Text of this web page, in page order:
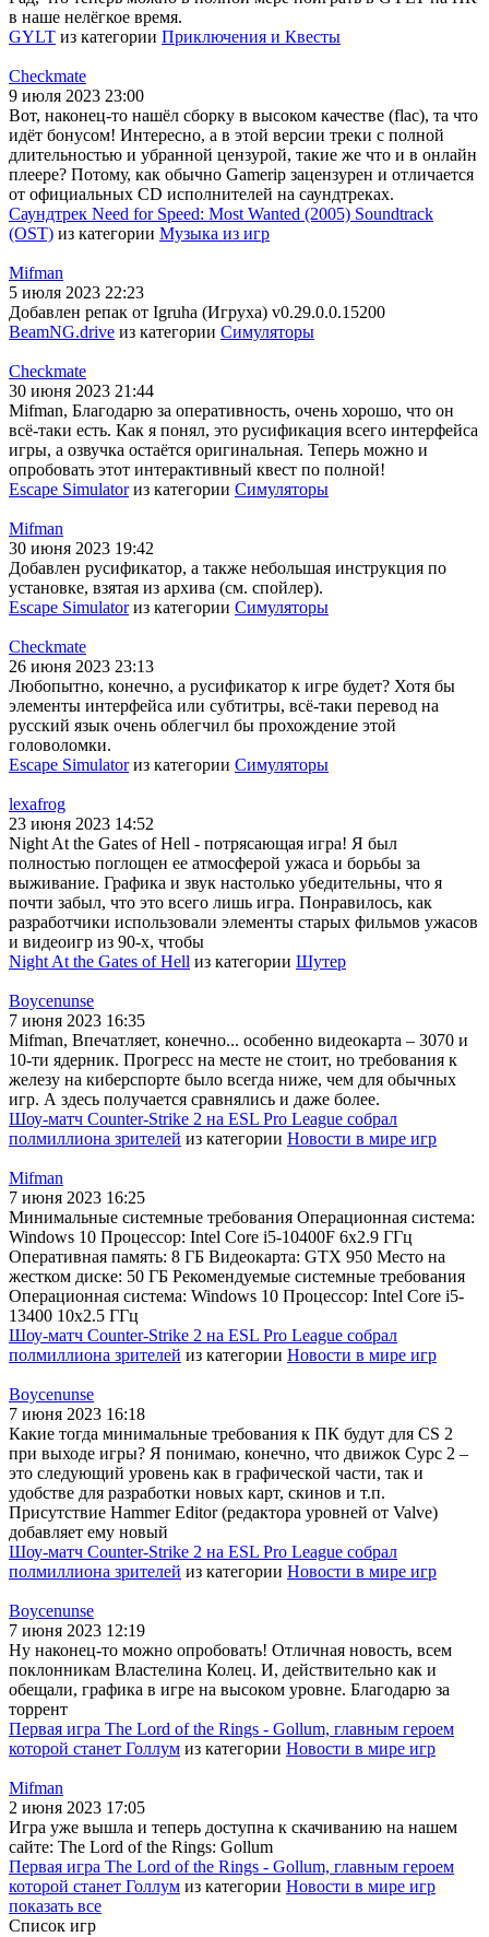
в наше нелёгкое время.
GYLT из категории Приключения и Квесты
Checkmate
9 июля 2023 23:00
Вот, наконец-то нашёл сборку в высоком качестве (flac), та что
идёт бонусом! Интересно, а в этой версии треки с полной
длительностью и убранной цензурой, такие же что и в онлайн
плеере? Потому, как обычно Gamerip зацензурен и отличается
от официальных CD исполнителей на саундтреках.
Саундтрек Need for Speed: Most Wanted (2005) Soundtrack
(OST) из категории Музыка из игр
Mifman
5 июля 2023 22:23
Добавлен репак от Igruha (Игруха) v0.29.0.0.15200
BeamNG.drive из категории Симуляторы
Checkmate
30 июня 2023 21:44
Mifman, Благодарю за оперативность, очень хорошо, что он
всё-таки есть. Как я понял, это русификация всего интерфейса
игры, а озвучка остаётся оригинальная. Теперь можно и
опробовать этот интерактивный квест по полной!
Escape Simulatorиз категории Симуляторы
Mifman
30 июня 2023 19:42
Добавлен русификатор, а также небольшая инструкция по
установке, взятая из архива (см. спойлер).
Escape Simulatorиз категории Симуляторы
Checkmate
26 июня 2023 23:13
Любопытно, конечно, а русификатор к игре будет? Хотя бы
элементы интерфейса или субтитры, всё-таки перевод на
русский язык очень облегчил бы прохождение этой
головоломки.
Escape Simulatorиз категории Симуляторы
lexafrog
23 июня 2023 14:52
Night At the Gates of Hell - потрясающая игра! Я был
полностью поглощен ее атмосферой ужаса и борьбы за
выживание. Графика и звук настолько убедительны, что я
почти забыл, что это всего лишь игра. Понравилось, как
разработчики использовали элементы старых фильмов ужасов
и видеоигр из 90-х, чтобы
Night At the Gates of Hell из категории Шутер
Boycenunse
7 июня 2023 16:35
Mifman, Впечатляет, конечно... особенно видеокарта – 3070 и
10-ти ядерник. Прогресс на месте не стоит, но требования к
железу на киберспорте было всегда ниже, чем для обычных
игр. А здесь получается сравнялись и даже более.
Шоу-матч Counter-Strike 2 на ESL Pro League собрал
полмиллиона зрителей из категории Новости в мире игр
Mifman
7 июня 2023 16:25
Минимальные системные требования Операционная система:
Windows 10 Процессор: Intel Core i5-10400F 6x2.9 ГГц
Оперативная память: 8 ГБ Видеокарта: GTX 950 Место на
жестком диске: 50 ГБ Рекомендуемые системные требования
Операционная система: Windows 10 Процессор: Intel Core i5-
13400 10x2.5 ГГц
Шоу-матч Counter-Strike 2 на ESL Pro League собрал
полмиллиона зрителей из категории Новости в мире игр
Boycenunse
7 июня 2023 16:18
Какие тогда минимальные требования к ПК будут для CS 2
при выходе игры? Я понимаю, конечно, что движок Сурс 2 –
это следующий уровень как в графической части, так и
удобстве для разработки новых карт, скинов и т.п.
Присутствие Hammer Editor (редактора уровней от Valve)
добавляет ему новый
Шоу-матч Counter-Strike 2 на ESL Pro League собрал
полмиллиона зрителей из категории Новости в мире игр
Boycenunse
7 июня 2023 12:19
Ну наконец-то можно опробовать! Отличная новость, всем
поклонникам Властелина Колец. И, действительно как и
обещали, графика в игре на высоком уровне. Благодарю за
торрент
Первая игра The Lord of the Rings - Gollum, главным героем
которой станет Голлум из категории Новости в мире игр
Mifman
2 июня 2023 17:05
Игра уже вышла и теперь доступна к скачиванию на нашем
сайте: The Lord of the Rings: Gollum
Первая игра The Lord of the Rings - Gollum, главным героем
которой станет Голлум из категории Новости в мире игр
показать все
Список игр